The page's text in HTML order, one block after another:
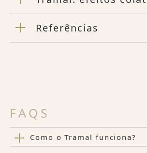
Referências
FAQS
Como o Tramal funciona?